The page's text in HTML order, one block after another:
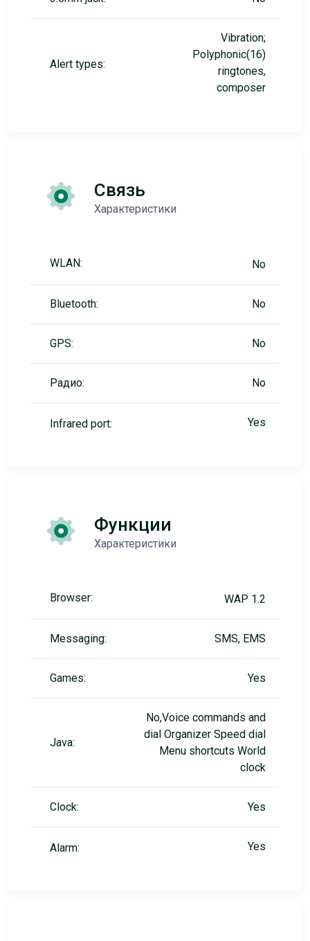
Alert types:
Vibration;
Polyphonic(16)
ringtones,
composer
Связь
Характеристики
WLAN: No
Bluetooth: No
GPS: No
Радио: No
Infrared port: Yes
Функции
Характеристики
Browser: WAP 1.2
Messaging: SMS, EMS
Games: Yes
Java:
No,Voice commands and
dial Organizer Speed dial
Menu shortcuts World
clock
Clock: Yes
Alarm: Yes